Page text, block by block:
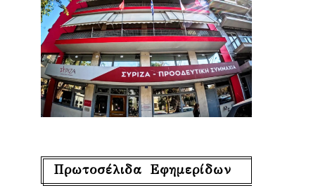
Πρωτοσέλιδα Εφημερίδων